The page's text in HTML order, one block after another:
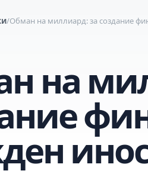
/Обман на миллиард: за создание
на